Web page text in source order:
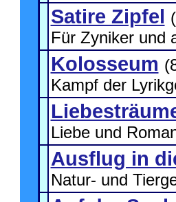
Satire Zipfel
Für Zyniker und
Kolosseum
Kampf der
Liebe und
Ausflug in
Natur- und